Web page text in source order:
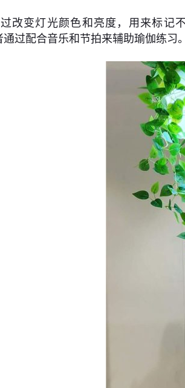
改变灯光颜色和亮度，用来标记
通过配合音乐和节拍来辅助瑜伽练习